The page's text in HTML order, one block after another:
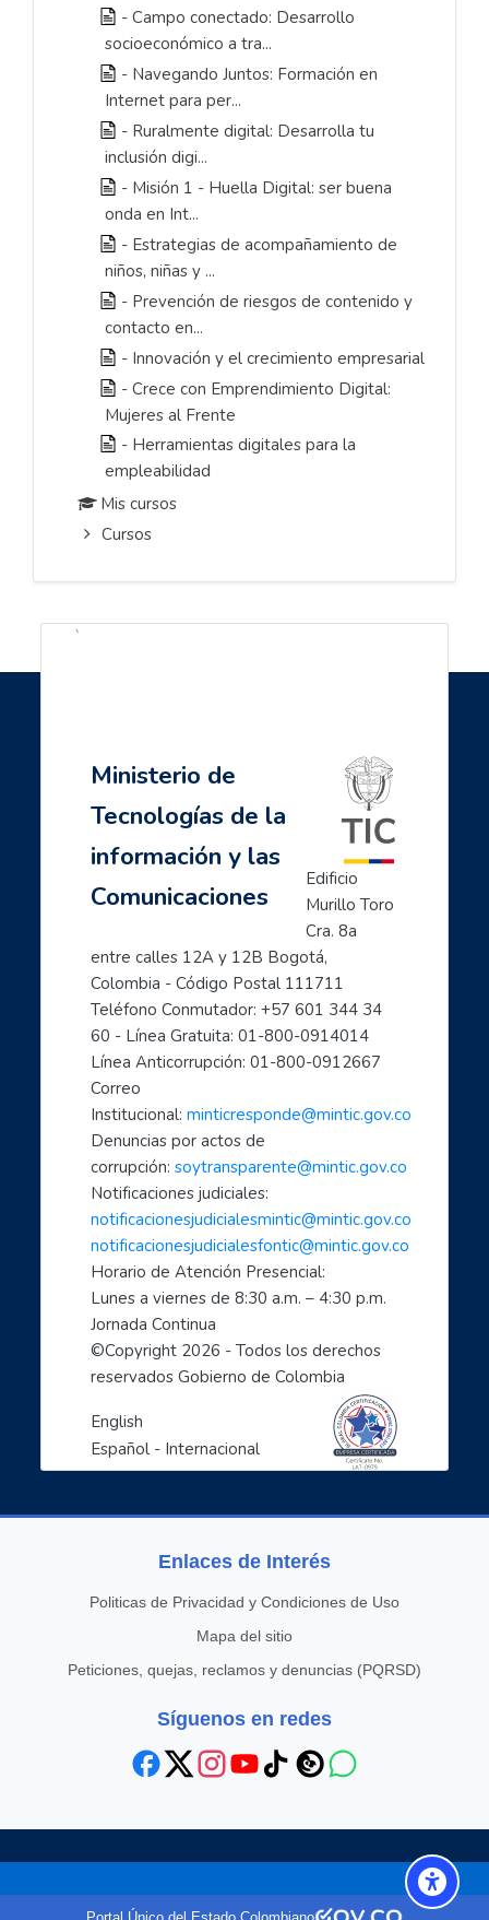
- Campo conectado: Desarrollo
socioeconómico a tra...
- Navegando Juntos: Formación en
Internet para per...
- Ruralmente digital: Desarrolla tu
inclusión digi...
- Misión 1 - Huella Digital: ser buena
onda en Int...
- Estrategias de acompañamiento de
niños, niñas y ...
- Prevención de riesgos de contenido y
contacto en...
- Innovación y el crecimiento empresarial
- Crece con Emprendimiento Digital:
Mujeres al Frente
- Herramientas digitales para la
empleabilidad
Mis cursos
Cursos
`
Ministerio de
Tecnologías de la
información y las
Comunicaciones
Edificio
Murillo Toro
Cra. 8a
entre calles 12A y 12B Bogotá,
Colombia - Código Postal 111711
Teléfono Conmutador: +57 601 344 34
60 - Línea Gratuita: 01-800-0914014
Línea Anticorrupción: 01-800-0912667
Correo
Institucional: minticresponde@mintic.gov.co
Denuncias por actos de
corrupción: soytransparente@mintic.gov.co
Notificaciones judiciales:
notificacionesjudicialesmintic@mintic.gov.co
notificacionesjudicialesfontic@mintic.gov.co
Horario de Atención Presencial:
Lunes a viernes de 8:30 a.m. – 4:30 p.m.
Jornada Continua
©Copyright 2026 - Todos los derechos
reservados Gobierno de Colombia
English
Español - Internacional
Enlaces de Interés
Politicas de Privacidad y Condiciones de Uso
Mapa del sitio
Peticiones, quejas, reclamos y denuncias (PQRSD)
Síguenos en redes
Scroll to top